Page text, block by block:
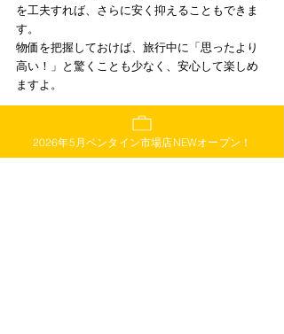
を工夫すれば、さらに安く抑えることもできま
す。
物価を把握しておけば、旅行中に「思ったより
高い！」と驚くことも少なく、安心して楽しめ
ますよ。
日本人観光客に選ばれた定番ギフ
ト。お土産選びに迷ったら、「ス
ターキッチン」へ！
2026年5月ベンタイン市場店NEWオープン！